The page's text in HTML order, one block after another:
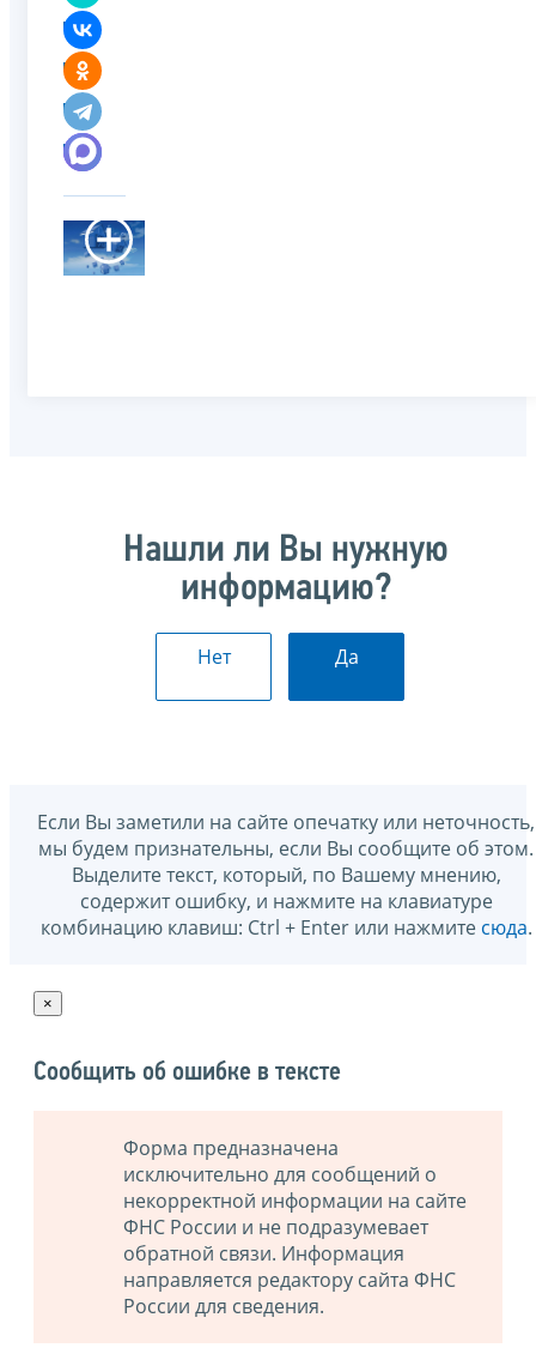
Нашли ли Вы нужную
информацию?
Нет Да
Если Вы заметили на сайте опечатку или неточность,
мы будем признательны, если Вы сообщите об этом.
Выделите текст, который, по Вашему мнению,
содержит ошибку, и нажмите на клавиатуре
комбинацию клавиш: Ctrl + Enter или нажмите сюда.
×
Сообщить об ошибке в тексте
Форма предназначена
исключительно для сообщений о
некорректной информации на сайте
ФНС России и не подразумевает
обратной связи. Информация
направляется редактору сайта ФНС
России для сведения.